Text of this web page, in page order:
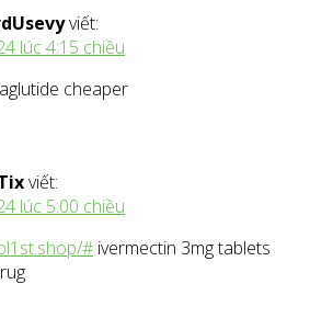
viết:
lúc 4:15 chiều
cheaper
viết:
lúc 5:00 chiều
# ivermectin 3mg tablets